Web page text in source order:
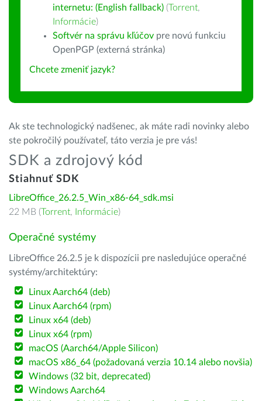
internetu: (English fallback) (Torrent,
Informácie)
Softvér na správu kľúčov pre novú funkciu
OpenPGP (externá stránka)
Chcete zmeniť jazyk?
Ak ste technologický nadšenec, ak máte radi novinky alebo
ste pokročilý používateľ, táto verzia je pre vás!
SDK a zdrojový kód
Stiahnuť SDK
LibreOffice_26.2.5_Win_x86-64_sdk.msi
22 MB (Torrent, Informácie)
Operačné systémy
LibreOffice 26.2.5 je k dispozícii pre nasledujúce operačné
systémy/architektúry:
Linux Aarch64 (deb)
Linux Aarch64 (rpm)
Linux x64 (deb)
Linux x64 (rpm)
macOS (Aarch64/Apple Silicon)
macOS x86_64 (požadovaná verzia 10.14 alebo novšia)
Windows (32 bit, deprecated)
Windows Aarch64